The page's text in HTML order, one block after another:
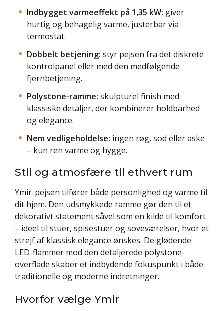
Indbygget varmeeffekt på 1,35 kW: giver
hurtig og behagelig varme, justerbar via
termostat.
Dobbelt betjening: styr pejsen fra det diskrete
kontrolpanel eller med den medfølgende
fjernbetjening.
Polystone-ramme: skulpturel finish med
klassiske detaljer, der kombinerer holdbarhed
og elegance.
Nem vedligeholdelse: ingen røg, sod eller aske
– kun ren varme og hygge.
Stil og atmosfære til ethvert rum
Ymir-pejsen tilfører både personlighed og varme til
dit hjem. Den udsmykkede ramme gør den til et
dekorativt statement såvel som en kilde til komfort
– ideel til stuer, spisestuer og soveværelser, hvor et
strejf af klassisk elegance ønskes. De glødende
LED-flammer mod den detaljerede polystone-
overflade skaber et indbydende fokuspunkt i både
traditionelle og moderne indretninger.
Hvorfor vælge Ymir